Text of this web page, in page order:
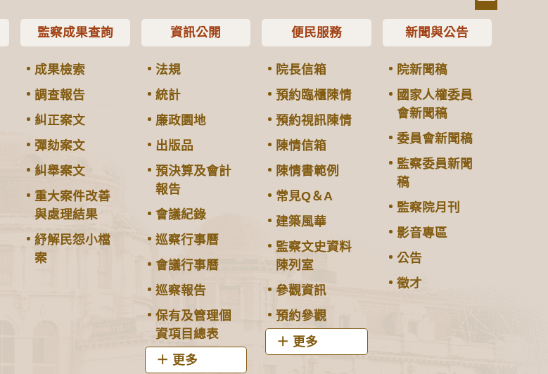
監察成果查詢
成果檢索
調查報告
糾正案文
彈劾案文
糾舉案文
重大案件改善
與處理結果
紓解民怨小檔
案
資訊公開
法規
統計
廉政園地
出版品
預決算及會計
報告
會議紀錄
巡察行事曆
會議行事曆
巡察報告
保有及管理個
資項目總表
更多
便民服務
院長信箱
預約臨櫃陳情
預約視訊陳情
陳情信箱
陳情書範例
常見Q＆A
建築風華
監察文史資料
陳列室
參觀資訊
預約參觀
更多
新聞與公告
院新聞稿
國家人權委員
會新聞稿
委員會新聞稿
監察委員新聞
稿
監察院月刊
影音專區
公告
徵才